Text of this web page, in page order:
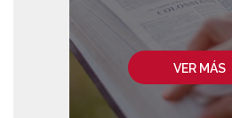
VER MÁS